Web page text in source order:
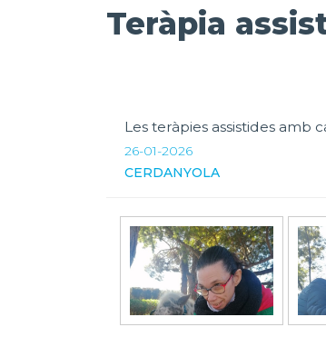
Teràpia
Les teràpies assistides amb
26-01-2026
CERDANYOLA